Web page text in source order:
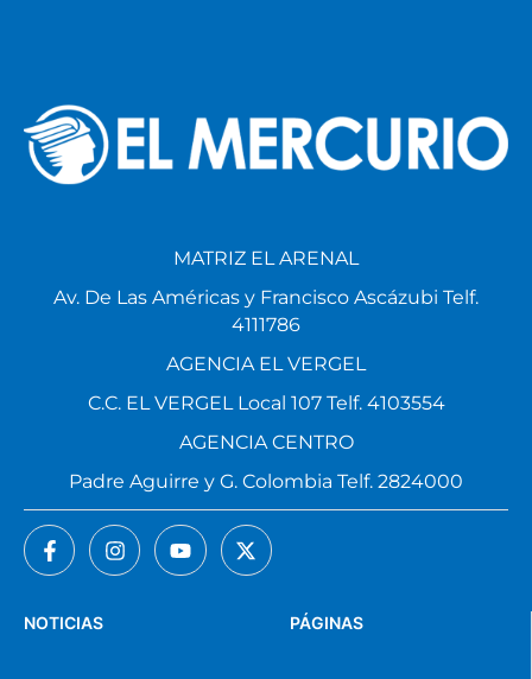
PÁGINAS
NOTICIAS
MATRIZ EL ARENAL
Av. De Las Américas y Francisco Ascázubi Telf.
4111786
AGENCIA EL VERGEL
C.C. EL VERGEL Local 107 Telf. 4103554
AGENCIA CENTRO
Padre Aguirre y G. Colombia Telf. 2824000